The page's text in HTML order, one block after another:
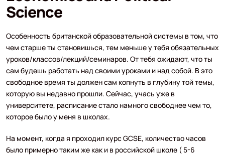
Science
Особенность британской образовательной системы в том, что
чем старше ты становишься, тем меньше у тебя обязательных
уроков/классов/лекций/семинаров. От тебя ожидают, что ты
сам будешь работать над своими уроками и над собой. В это
свободное время ты должен сам копнуть в глубину той темы,
которую вы недавно прошли. Сейчас, учась уже в
университете, расписание стало намного свободнее чем то,
которое было у меня в школах.
На момент, когда я проходил курс GCSE, количество часов
было примерно таким же как и в российской школе ( 5-6